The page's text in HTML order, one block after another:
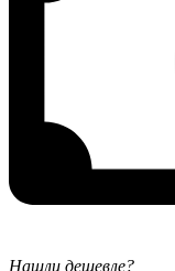
Нашли дешевле?